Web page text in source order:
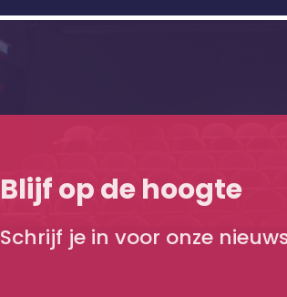
Blijf op de hoogte
Schrijf je in voor onze